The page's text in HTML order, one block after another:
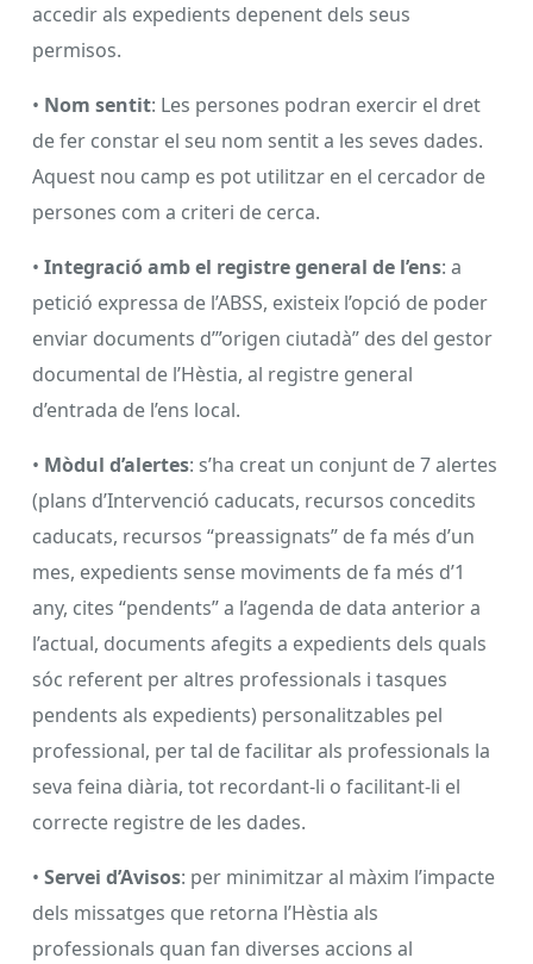
accedir als expedients depenent dels seus
permisos.
• Nom sentit: Les persones podran exercir el dret
de fer constar el seu nom sentit a les seves dades.
Aquest nou camp es pot utilitzar en el cercador de
persones com a criteri de cerca.
• Integració amb el registre general de l’ens: a
petició expressa de l’ABSS, existeix l’opció de poder
enviar documents d’”origen ciutadà” des del gestor
documental de l’Hèstia, al registre general
d’entrada de l’ens local.
• Mòdul d’alertes: s’ha creat un conjunt de 7 alertes
(plans d’Intervenció caducats, recursos concedits
caducats, recursos “preassignats” de fa més d’un
mes, expedients sense moviments de fa més d’1
any, cites “pendents” a l’agenda de data anterior a
l’actual, documents afegits a expedients dels quals
sóc referent per altres professionals i tasques
pendents als expedients) personalitzables pel
professional, per tal de facilitar als professionals la
seva feina diària, tot recordant-li o facilitant-li el
correcte registre de les dades.
• Servei d’Avisos: per minimitzar al màxim l’impacte
dels missatges que retorna l’Hèstia als
professionals quan fan diverses accions al